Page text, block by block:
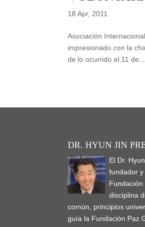
18 Apr, 2011
Asociación
impresionado con la
de lo ocurrido el 11 de...
DR. HYUN JIN
El Dr.
fundador
Fundación
disciplina
común, principios
guía la Fundación Paz